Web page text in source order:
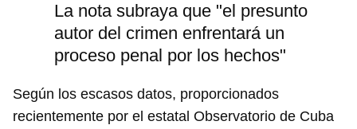
La nota subraya que "el presunto
autor del crimen enfrentará un
proceso penal por los hechos"
Según los escasos datos, proporcionados
recientemente por el estatal Observatorio de Cuba